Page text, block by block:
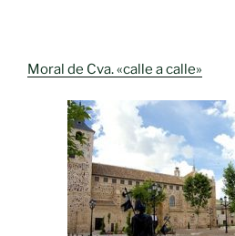
Moral de Cva. «calle a calle»